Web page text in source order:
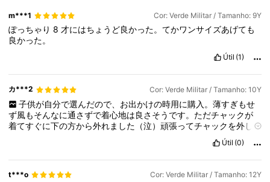
m***1 Cor: Verde Militar / Tamanho: 9Y
ぽっちゃり8 才にはちょうど良かった。てかワンサイズあげても
良かった。
Útil (1)
カ***2 Cor: Verde Militar / Tamanho: 10Y
子供が自分で選んだので、お出かけの時用に購入。薄すぎもせ
ず風もそんなに通さずで着心地は良さそうです。ただチャックが
着てすぐに下の方から外れました（泣）頑張ってチャックを外し
て直りましたが、今後また着る時怖い。色味は商品紹介の写真通
りのイメージです。載せたのはめっちゃ白くなってます💦Útil (0)
t***o Cor: Verde Militar / Tamanho: 12Y